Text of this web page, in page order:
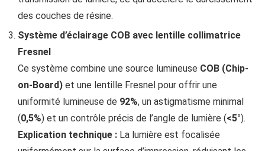
des couches de résine.
Système d’éclairage COB avec lentille collimatrice
Fresnel
Ce système combine une source lumineuse COB (Chip-
on-Board) et une lentille Fresnel pour offrir une
uniformité lumineuse de 92%, un astigmatisme minimal
(0,5%) et un contrôle précis de l’angle de lumière (<5°).
Explication technique : La lumière est focalisée